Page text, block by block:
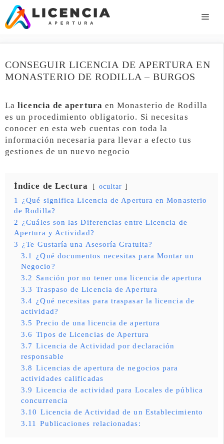
Saltar
contenido
CONSEGUIR LICENCIA DE APERTURA EN
MONASTERIO DE RODILLA – BURGOS
Lalicencia de apertura en Monasterio de Rodilla
es un procedimiento obligatorio. Si necesitas
conocer en esta web cuentas con toda la
información necesaria para llevar a efecto tus
gestiones de un nuevo negocio
Índice de Lectura ocultar
1
¿Qué significa Licencia de Apertura en Monasterio
de Rodilla?
2 ¿Cuáles son las Diferencias entre Licencia de
Apertura y Actividad?
3 ¿Te Gustaría una Asesoría Gratuita?
3.1
¿Qué documentos necesitas para Montar un
Negocio?
3.2 Sanción por no tener una licencia de apertura
3.3 Traspaso de Licencia de Apertura
3.4 ¿Qué necesitas para traspasar la licencia de
actividad?
3.5 Precio de una licencia de apertura
3.6 Tipos de Licencias de Apertura
3.7 Licencia de Actividad por declaración
responsable
3.8 Licencias de apertura de negocios para
actividades calificadas
3.9 Licencia de actividad para Locales de pública
concurrencia
3.10 Licencia de Actividad de un Establecimiento
3.11
Publicaciones relacionadas: